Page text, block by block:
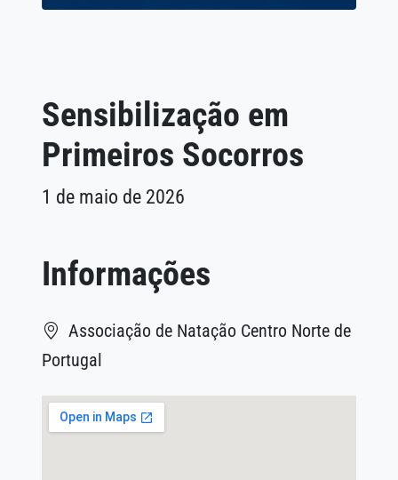
Sensibilização em
Primeiros Socorros
1 de maio de 2026
Informações
Associação de Natação Centro Norte de
Portugal